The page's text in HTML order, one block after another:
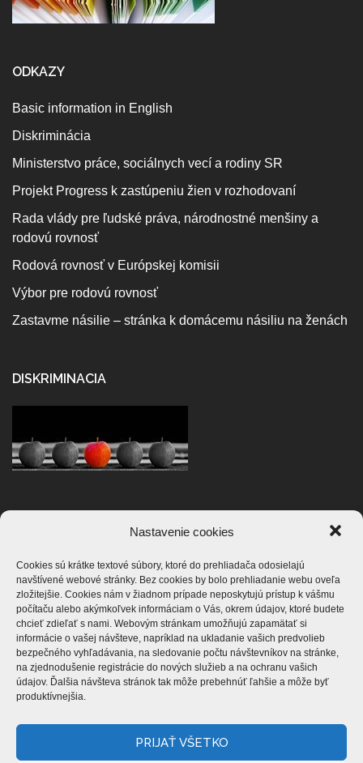
Nastavenie cookies
Cookies sú krátke textové súbory, ktoré do prehliadača odosielajú
navštívené webové stránky. Bez cookies by bolo prehliadanie webu oveľa
zložitejšie. Cookies nám v žiadnom prípade neposkytujú prístup k vášmu
počítaču alebo akýmkoľvek informáciam o Vás, okrem údajov, ktoré budete
chcieť zdieľať s nami. Webovým stránkam umožňujú zapamätať si
informácie o vašej návšteve, napríklad na ukladanie vašich predvolieb
bezpečného vyhľadávania, na sledovanie počtu návštevníkov na stránke,
na zjednodušenie registrácie do nových služieb a na ochranu vašich
údajov. Ďalšia návšteva stránok tak môže prebehnúť ľahšie a môže byť
produktívnejšia.
PRIJAŤ VŠETKO
ODKAZY
Basic information in English
Diskriminácia
Ministerstvo práce, sociálnych vecí a rodiny SR
Projekt Progress k zastúpeniu žien v rozhodovaní
Rada vlády pre ľudské práva, národnostné menšiny a
rodovú rovnosť
Rodová rovnosť v Európskej komisii
Výbor pre rodovú rovnosť
Zastavme násilie – stránka k domácemu násiliu na ženách
DISKRIMINACIA
ZASTAVME NÁSILIE